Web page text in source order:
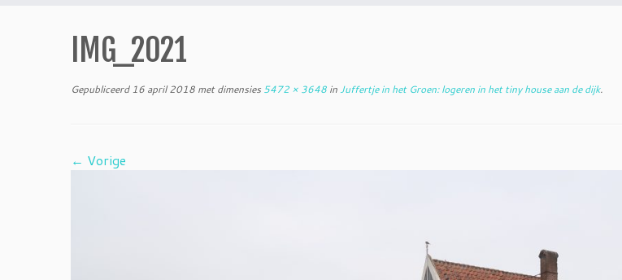
IMG_2021
Gepubliceerd 16 april 2018 met dimensies 5472 × 3648 inJuffertje in het Groen: logeren in het tiny house aan de dijk.
← Vorige